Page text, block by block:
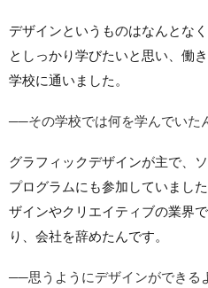
デザインというものはなんとな
としっかり学びたいと思い、働
学校に通いました。
──その学校では何を学んでいた
グラフィックデザインが主で、
プログラムにも参加していまし
ザインやクリエイティブの業界
り、会社を辞めたんです。
──思うようにデザインができる